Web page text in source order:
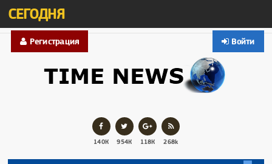
СЕГОДНЯ
Войти
Регистрация
140К 954К 118К 268k